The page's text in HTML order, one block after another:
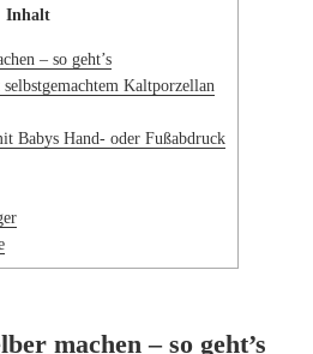
Inhalt
– so geht’s
Kaltporzellan
Babys Hand- oder Fußabdruck
machen – so geht’s